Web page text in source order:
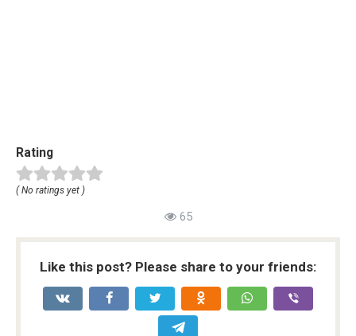
Rating
( No ratings yet )
65
Like this post? Please share to your friends: